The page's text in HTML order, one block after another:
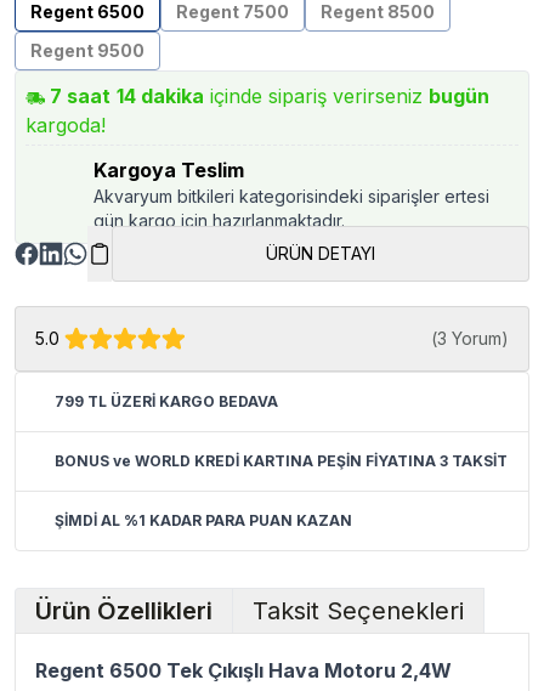
Regent 6500
Regent 7500
Regent 8500
Regent 9500
7 saat 14 dakika içinde sipariş verirseniz bugün
kargoda!
Kargoya Teslim
Akvaryum bitkileri kategorisindeki siparişler ertesi
gün kargo için hazırlanmaktadır.
ÜRÜN DETAYI
5.0 (3 Yorum)
799 TL ÜZERİ KARGO BEDAVA
BONUS ve WORLD KREDİ KARTINA PEŞİN FİYATINA 3 TAKSİT
ŞİMDİ AL %1 KADAR PARA PUAN KAZAN
Ürün Özellikleri Taksit Seçenekleri
Regent 6500 Tek Çıkışlı Hava Motoru 2,4W